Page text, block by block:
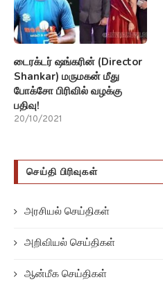
டைரக்டர் ஷங்கரின் (Director
Shankar) மருமகன் மீது
போக்சோ பிரிவில் வழக்கு
பதிவு!
20/10/2021
செய்தி பிரிவுகள்
அரசியல் செய்திகள்
அறிவியல் செய்திகள்
ஆன்மீக செய்திகள்